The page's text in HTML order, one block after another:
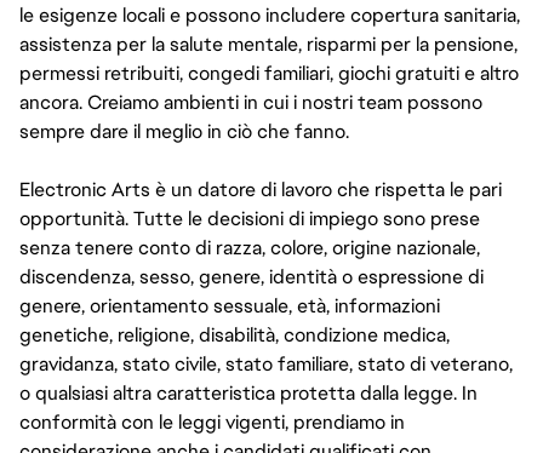
le esigenze locali e possono includere copertura sanitaria,
assistenza per la salute mentale, risparmi per la pensione,
permessi retribuiti, congedi familiari, giochi gratuiti e altro
ancora. Creiamo ambienti in cui i nostri team possono
sempre dare il meglio in ciò che fanno.
Electronic Arts è un datore di lavoro che rispetta le pari
opportunità. Tutte le decisioni di impiego sono prese
senza tenere conto di razza, colore, origine nazionale,
discendenza, sesso, genere, identità o espressione di
genere, orientamento sessuale, età, informazioni
genetiche, religione, disabilità, condizione medica,
gravidanza, stato civile, stato familiare, stato di veterano,
o qualsiasi altra caratteristica protetta dalla legge. In
conformità con le leggi vigenti, prendiamo in